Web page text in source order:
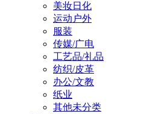
美妆日化
运动户外
服装
传媒/广电
工艺品/礼品
纺织/皮革
办公/文教
纸业
其他未分类